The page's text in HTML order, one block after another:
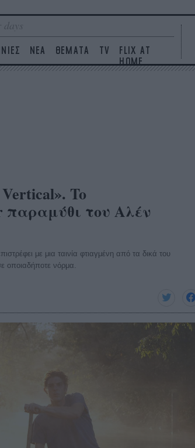
days
ΝΕΑ ΘΕΜΑΤΑ TV
FLIX AT
HOME
To
παραμύθι του Αλέν
με μια ταινία φτιαγμένη από τα δικά του
οποιαδήποτε νόρμα.